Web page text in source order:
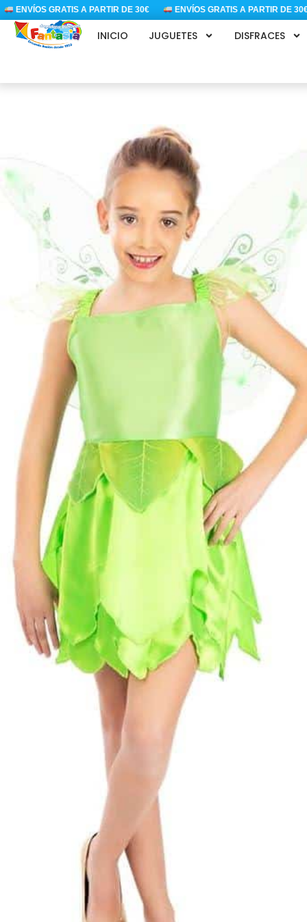
Ir
contenido
GRATIS A PARTIR DE 30€ ENVÍOS GRATIS A PARTIR DE 30€
INICIO JUGUETES DISFRACES